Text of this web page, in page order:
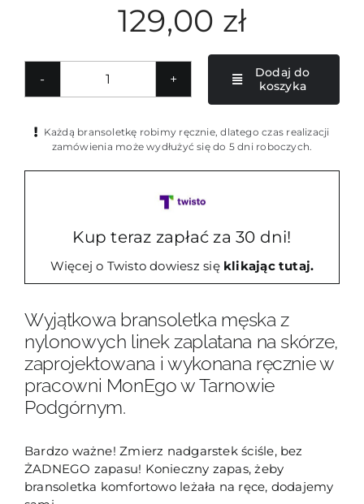
129,00 zł
ilość
bransoletka
wielokolorowa
Dodaj do
koszyka
Każdą bransoletkę robimy ręcznie, dlatego czas realizacji
zamówienia może wydłużyć się do 5 dni roboczych.
Kup teraz zapłać za 30 dni!
Więcej o Twisto dowiesz się klikając tutaj.
Wyjątkowa bransoletka męska z
nylonowych linek zaplatana na skórze,
zaprojektowana i wykonana ręcznie w
pracowni MonEgo w Tarnowie
Podgórnym.
Bardzo ważne! Zmierz nadgarstek ściśle, bez
ŻADNEGO zapasu! Konieczny zapas, żeby
bransoletka komfortowo leżała na ręce, dodajemy